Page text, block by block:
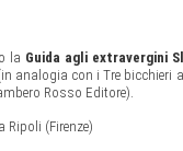
la Guida agli extravergini
analogia con i Tre bicchieri
Rosso Editore).
Ripoli (Firenze)